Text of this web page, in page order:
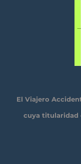
El Viajero
cuya titularidad